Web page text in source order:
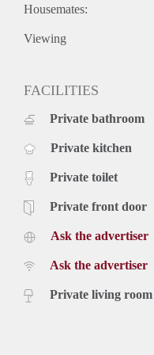
meubilering en
uzelf inschrijven op onze
Housemates:
Viewing
FACILITIES
Private bathroom
Private kitchen
Private toilet
Private front door
Ask the advertiser
Ask the advertiser
Private living room